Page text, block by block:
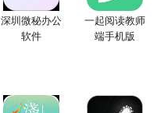
深圳微秘办公
软件
一起阅读教师
端手机版